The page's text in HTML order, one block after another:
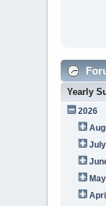
Yearly
2026